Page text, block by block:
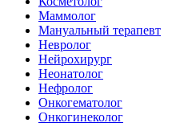
Маммолог
Мануальный терапевт
Невролог
Нейрохирург
Неонатолог
Нефролог
Онкогематолог
Онкогинеколог